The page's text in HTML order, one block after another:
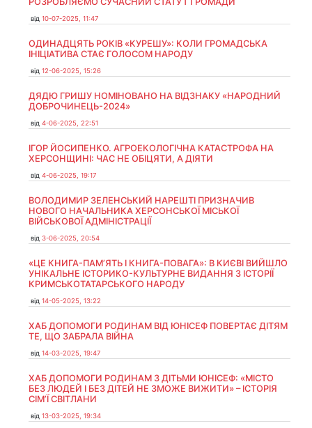
від 10-07-2025, 11:47
ОДИНАДЦЯТЬ РОКІВ «КУРЕШУ»: КОЛИ ГРОМАДСЬКА
ІНІЦІАТИВА СТАЄ ГОЛОСОМ НАРОДУ
від 12-06-2025, 15:26
ДЯДЮ ГРИШУ НОМІНОВАНО НА ВІДЗНАКУ «НАРОДНИЙ
ДОБРОЧИНЕЦЬ-2024»
від 4-06-2025, 22:51
ІГОР ЙОСИПЕНКО. АГРОЕКОЛОГІЧНА КАТАСТРОФА НА
ХЕРСОНЩИНІ: ЧАС НЕ ОБІЦЯТИ, А ДІЯТИ
від 4-06-2025, 19:17
ВОЛОДИМИР ЗЕЛЕНСЬКИЙ НАРЕШТІ ПРИЗНАЧИВ
НОВОГО НАЧАЛЬНИКА ХЕРСОНСЬКОЇ МІСЬКОЇ
ВІЙСЬКОВОЇ АДМІНІСТРАЦІЇ
від 3-06-2025, 20:54
«ЦЕ КНИГА-ПАМ’ЯТЬ І КНИГА-ПОВАГА»: В КИЄВІ ВИЙШЛО
УНІКАЛЬНЕ ІСТОРИКО-КУЛЬТУРНЕ ВИДАННЯ З ІСТОРІЇ
КРИМСЬКОТАТАРСЬКОГО НАРОДУ
від 14-05-2025, 13:22
ХАБ ДОПОМОГИ РОДИНАМ ВІД ЮНІСЕФ ПОВЕРТАЄ ДІТЯМ
ТЕ, ЩО ЗАБРАЛА ВІЙНА
від 14-03-2025, 19:47
ХАБ ДОПОМОГИ РОДИНАМ З ДІТЬМИ ЮНІСЕФ: «МІСТО
БЕЗ ЛЮДЕЙ І БЕЗ ДІТЕЙ НЕ ЗМОЖЕ ВИЖИТИ» – ІСТОРІЯ
СІМʼЇ СВІТЛАНИ
від 13-03-2025, 19:34